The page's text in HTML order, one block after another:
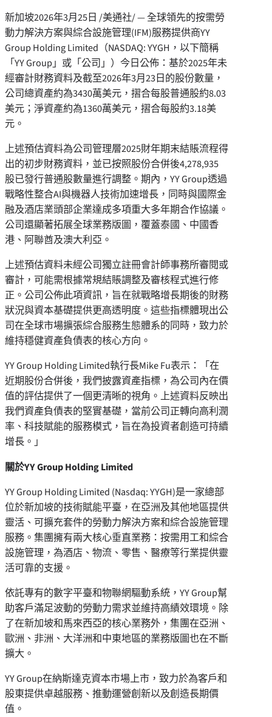
新加坡2026年3月25日 /美通社/ — 全球領先的按需勞
動力解決方案與綜合設施管理(IFM)服務提供商YY
Group Holding Limited（NASDAQ: YYGH，以下簡稱
「YY Group」 或 「公司 」 ）今日公佈：基於2025年未
經審計財務資料及截至2026年3月23日的股份數量，
公司總資產約為3430萬美元，摺合每股普通股約8.03
美元；淨資產約為1360萬美元，摺合每股約3.18美
元。
上述預估資料為公司管理層2025財年期末結賬流程得
出的初步財務資料，並已按照股份合併後4,278,935
股已發行普通股數量進行調整。期內，YY Group透過
戰略性整合AI與機器人技術加速增長，同時與國際金
融及酒店業頭部企業達成多項重大多年期合作協議。
公司還顯著拓展全球業務版圖，覆蓋泰國、中國香
港、阿聯酋及澳大利亞。
上述預估資料未經公司獨立註冊會計師事務所審閱或
審計，可能需根據常規結賬調整及審核程式進行修
正。公司公佈此項資訊，旨在就戰略增長期後的財務
狀況與資本基礎提供更高透明度。這些指標體現出公
司在全球市場擴張綜合服務生態體系的同時，致力於
維持穩健資產負債表的核心方向。
YY Group Holding Limited執行長Mike Fu表示：
「在
近期股份合併後，我們披露資產指標，為公司內在價
值的評估提供了一個更清晰的視角。上述資料反映出
我們資產負債表的堅實基礎，當前公司正轉向高利潤
率、科技賦能的服務模式，旨在為投資者創造可持續
增長。 」
關於YY Group Holding Limited
YY Group Holding Limited (Nasdaq: YYGH)是一家總部
位於新加坡的技術賦能平臺，在亞洲及其他地區提供
靈活、可擴充套件的勞動力解決方案和綜合設施管理
服務。集團擁有兩大核心垂直業務：按需用工和綜合
設施管理，為酒店、物流、零售、醫療等行業提供靈
活可靠的支援。
依託專有的數字平臺和物聯網驅動系統，YY Group幫
助客戶滿足波動的勞動力需求並維持高績效環境。除
了在新加坡和馬來西亞的核心業務外，集團在亞洲、
歐洲、非洲、大洋洲和中東地區的業務版圖也在不斷
擴大。
YY Group在納斯達克資本市場上市，致力於為客戶和
股東提供卓越服務、推動運營創新以及創造長期價
值。